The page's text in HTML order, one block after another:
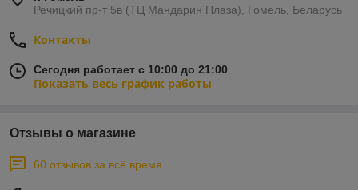
Речицкий пр-т 5в (ТЦ Мандарин Плаза), Гомель, Беларусь
Контакты
Сегодня работает с 10:00 до 21:00
Показать весь график работы
Отзывы о магазине
60 отзывов за всё время